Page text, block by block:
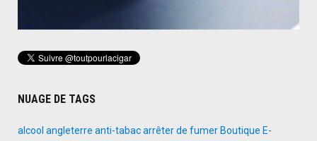
NUAGE DE TAGS
alcool angleterre anti-tabacarrêter de fumer Boutique E-